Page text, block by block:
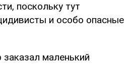
поскольку тут
и особо опасные
маленький